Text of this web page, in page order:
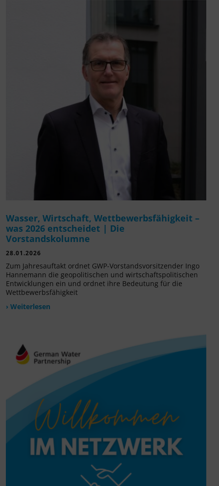
Wasser, Wirtschaft, Wettbewerbsfähigkeit –
was 2026 entscheidet | Die
Vorstandskolumne
28.01.2026
Zum Jahresauftakt ordnet GWP-Vorstandsvorsitzender Ingo
Hannemann die geopolitischen und wirtschaftspolitischen
Entwicklungen ein und ordnet ihre Bedeutung für die
Wettbewerbsfähigkeit
› Weiterlesen